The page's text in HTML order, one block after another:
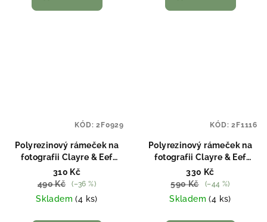
Polyrezinový rámeček na
fotografii Clayre & Eef
2F0929
310 Kč
490 Kč
(–36 %)
Skladem(4 ks)
KÓD:2F0929
Polyrezinový rámeček na
fotografii Clayre & Eef
2F1116
330 Kč
590 Kč
(–44 %)
Skladem(4 ks)
KÓD:2F1116